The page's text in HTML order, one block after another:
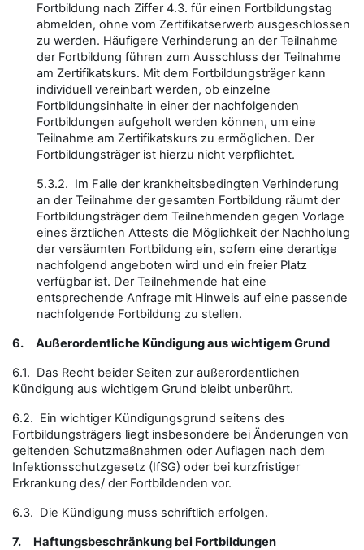
Fortbildung nach Ziffer 4.3. für einen Fortbildungstag
abmelden, ohne vom Zertifikatserwerb ausgeschlossen
zu werden. Häufigere Verhinderung an der Teilnahme
der Fortbildung führen zum Ausschluss der Teilnahme
am Zertifikatskurs. Mit dem Fortbildungsträger kann
individuell vereinbart werden, ob einzelne
Fortbildungsinhalte in einer der nachfolgenden
Fortbildungen aufgeholt werden können, um eine
Teilnahme am Zertifikatskurs zu ermöglichen. Der
Fortbildungsträger ist hierzu nicht verpflichtet.
5.3.2. Im Falle der krankheitsbedingten Verhinderung
an der Teilnahme der gesamten Fortbildung räumt der
Fortbildungsträger dem Teilnehmenden gegen Vorlage
eines ärztlichen Attests die Möglichkeit der Nachholung
der versäumten Fortbildung ein, sofern eine derartige
nachfolgend angeboten wird und ein freier Platz
verfügbar ist. Der Teilnehmende hat eine
entsprechende Anfrage mit Hinweis auf eine passende
nachfolgende Fortbildung zu stellen.
6. Außerordentliche Kündigung aus wichtigem Grund
6.1. Das Recht beider Seiten zur außerordentlichen
Kündigung aus wichtigem Grund bleibt unberührt.
6.2. Ein wichtiger Kündigungsgrund seitens des
Fortbildungsträgers liegt insbesondere bei Änderungen von
geltenden Schutzmaßnahmen oder Auflagen nach dem
Infektionsschutzgesetz (IfSG) oder bei kurzfristiger
Erkrankung des/ der Fortbildenden vor.
6.3. Die Kündigung muss schriftlich erfolgen.
7. Haftungsbeschränkung bei Fortbildungen